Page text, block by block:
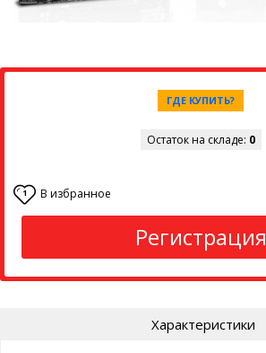
ГДЕ КУПИТЬ?
Остаток на складе: 0
1 В избранное
Регистрация
Характеристики